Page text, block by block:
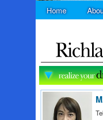
Home